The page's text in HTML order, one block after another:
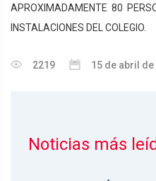
APROXIMADAMENTE 80
INSTALACIONES DEL COLEGIO.
2219 15 de abril de
Noticias más